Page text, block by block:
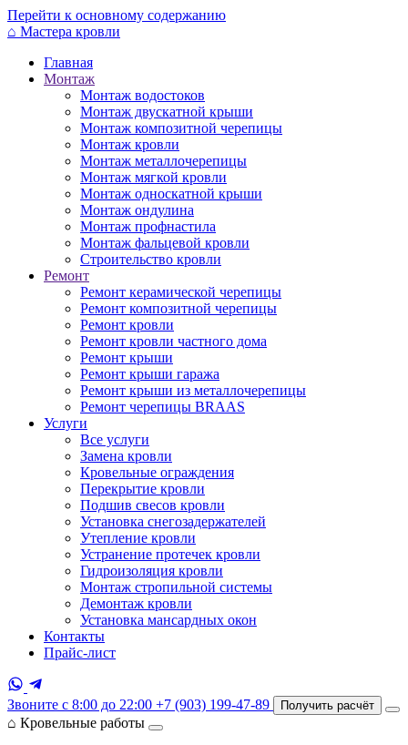
Перейти к основному содержанию
⌂ Мастера кровли
Главная
Монтаж
Монтаж водостоков
Монтаж двускатной крыши
Монтаж композитной черепицы
Монтаж кровли
Монтаж металлочерепицы
Монтаж мягкой кровли
Монтаж односкатной крыши
Монтаж ондулина
Монтаж профнастила
Монтаж фальцевой кровли
Строительство кровли
Ремонт
Ремонт керамической черепицы
Ремонт композитной черепицы
Ремонт кровли
Ремонт кровли частного дома
Ремонт крыши
Ремонт крыши гаража
Ремонт крыши из металлочерепицы
Ремонт черепицы BRAAS
Услуги
Все услуги
Замена кровли
Кровельные ограждения
Перекрытие кровли
Подшив свесов кровли
Установка снегозадержателей
Утепление кровли
Устранение протечек кровли
Гидроизоляция кровли
Монтаж стропильной системы
Демонтаж кровли
Установка мансардных окон
Контакты
Прайс-лист
Звоните с 8:00 до 22:00 +7 (903) 199-47-89 Получить расчёт
⌂ Кровельные работы